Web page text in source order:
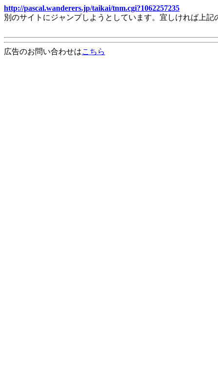
http://pascal.wanderers.jp/taikai/tnm.cgi?1062257235
別のサイトにジャンプしようとしています。宜しければ上
広告のお問い合わせはこちら